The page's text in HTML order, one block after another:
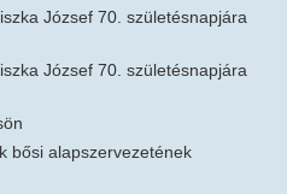
József 70. születésnapjára
József 70. születésnapjára
bősi alapszervezetének